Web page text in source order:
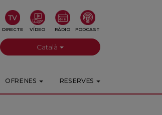
DIRECTE VÍDEO RÀDIO PODCAST
Català
OFRENES RESERVES